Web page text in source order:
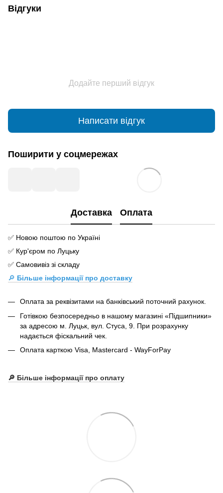
Відгуки
Додайте перший відгук
Написати відгук
Поширити у соцмережах
Доставка Оплата
✅ Новою поштою по Україні
✅ Кур'єром по Луцьку
✅ Самовивіз зі складу
🔎 Більше інформації про доставку
Оплата за реквізитами на банківський поточний рахунок.
Готівкою безпосередньо в нашому магазині «Підшипники»
за адресою м. Луцьк, вул. Стуса, 9. При розрахунку
надається фіскальний чек.
Оплата карткою Visa, Mastercard - WayForPay
🔎 Більше інформації про оплату